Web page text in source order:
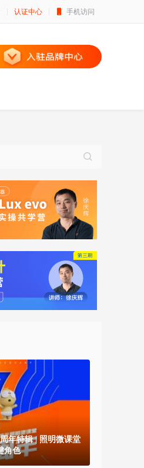
认证中心 手机访问
年特辑 | 照明微课堂
角色